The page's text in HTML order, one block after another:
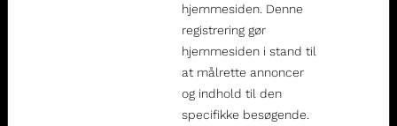
hjemmesiden. Denne
registrering gør
hjemmesiden i stand til
at målrette annoncer
og indhold til den
specifikke besøgende.